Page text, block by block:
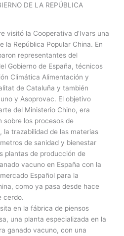
DE LA REPÚBLICA
visitó la Cooperativa d’Ivars una
la República Popular China. En
representantes del
Gobierno de España, técnicos
Climática Alimentación y
de Cataluña y también
y Asoprovac. El objetivo
del Ministerio Chino, era
sobre los procesos de
la trazabilidad de las materias
de sanidad y bienestar
plantas de producción de
vacuno en España con la
Español para la
como ya pasa desde hace
cerdo.
en la fábrica de piensos
una planta especializada en la
ganado vacuno, con una